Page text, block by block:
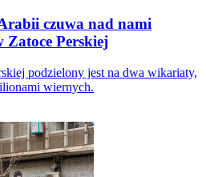
czuwa nad nami
Zatoce Perskiej
podzielony jest na dwa wikariaty,
wiernych.